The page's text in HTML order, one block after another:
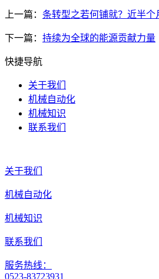
上一篇： 条转型之若何铺就？近半个
下一篇： 持续为全球的能源贡献力量
快捷导航
关于我们
机械自动化
机械知识
联系我们
关于我们
机械自动化
机械知识
联系我们
服务热线：
0523-83723931